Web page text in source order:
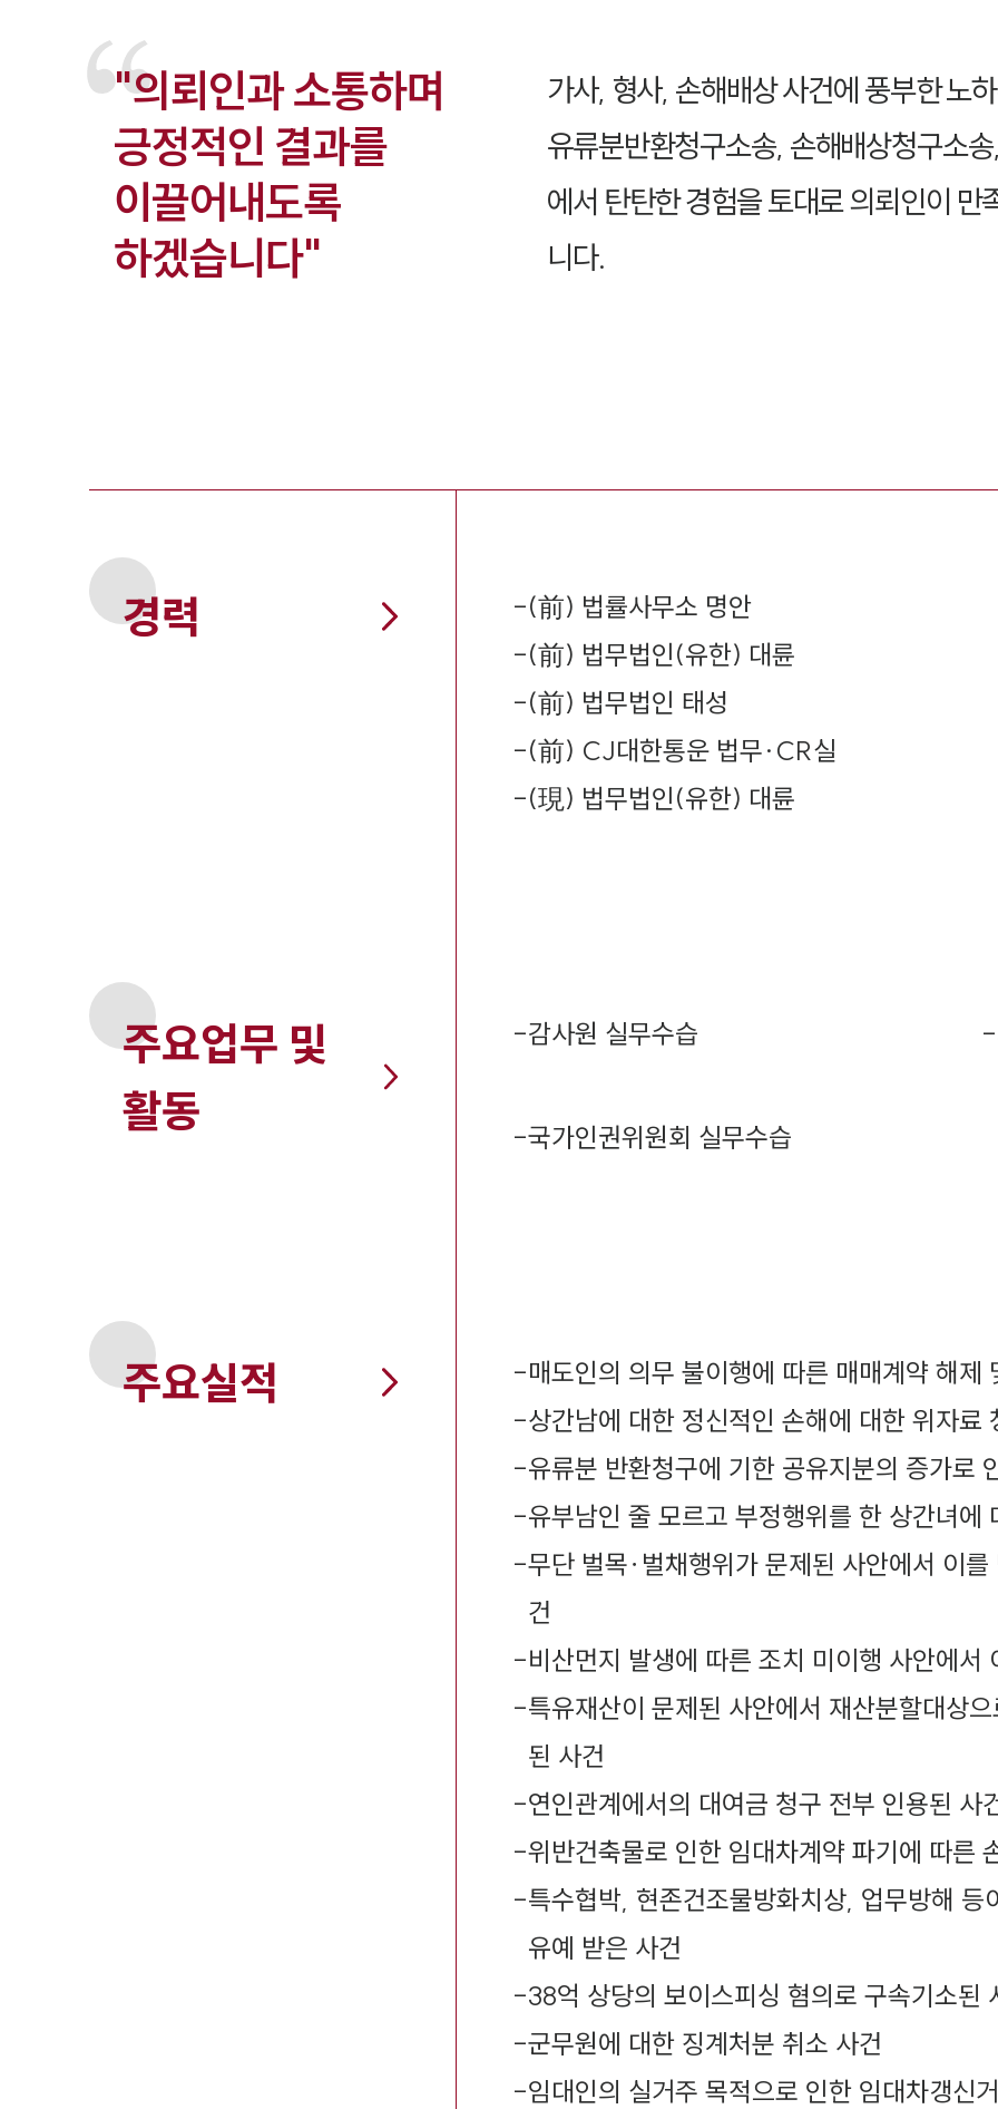
"의뢰인과 소통하며
긍정적인 결과를
이끌어내도록
하겠습니다"
가사, 형사, 손해배상 사건에 풍부한 노
유류분반환청구소송, 손해배상청구소
에서 탄탄한 경험을 토대로 의뢰인이
니다.
경력 -(前) 법률사무소 명안
-(前) 법무법인(유한) 대륜
-(前) 법무법인 태성
-(前) CJ대한통운 법무·CR실
-(現) 법무법인(유한) 대륜
주요업무 및
활동
-감사원 실무수습 -
-국가인권위원회 실무수습
주요실적 -매도인의 의무 불이행에 따른 매매계약 해제
-상간남에 대한 정신적인 손해에 대한 위자료
-유류분 반환청구에 기한 공유지분의 증가로
-유부남인 줄 모르고 부정행위를 한 상간녀
-무단 벌목∙벌채행위가 문제된 사안에서 이
건
-비산먼지 발생에 따른 조치 미이행 사안에서
-특유재산이 문제된 사안에서 재산분할대상
된 사건
-연인관계에서의 대여금 청구 전부 인용된 사
-위반건축물로 인한 임대차계약 파기에 따른
-특수협박, 현존건조물방화치상, 업무방해
유예 받은 사건
-38억 상당의 보이스피싱 혐의로 구속기소된
-군무원에 대한 징계처분 취소 사건
-임대인의 실거주 목적으로 인한 임대차갱신